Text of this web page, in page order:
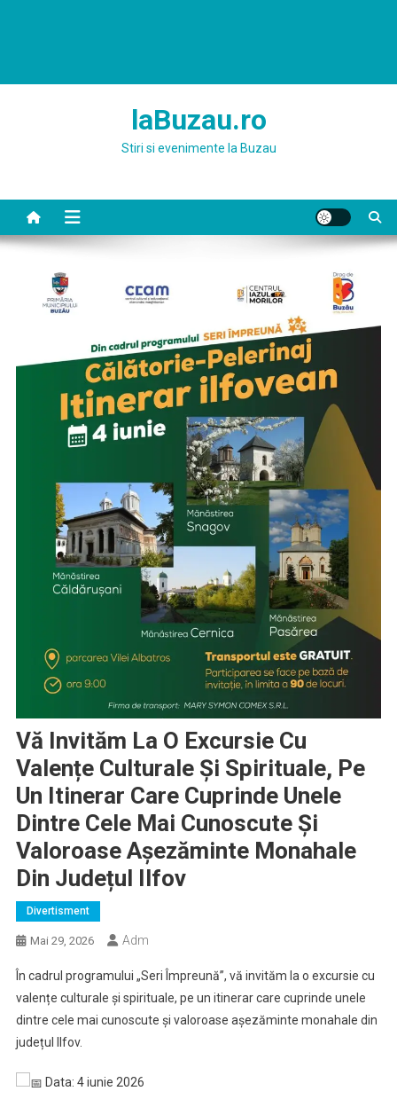
laBuzau.ro
Stiri si evenimente la Buzau
Vă Invităm La O Excursie Cu
Valențe Culturale Și Spirituale, Pe
Un Itinerar Care Cuprinde Unele
Dintre Cele Mai Cunoscute Și
Valoroase Așezăminte Monahale
Din Județul Ilfov
Divertisment
Mai 29, 2026 Adm
În cadrul programului „Seri Împreună”, vă invităm la o excursie cu
valențe culturale și spirituale, pe un itinerar care cuprinde unele
dintre cele mai cunoscute și valoroase așezăminte monahale din
județul Ilfov.
Data: 4 iunie 2026